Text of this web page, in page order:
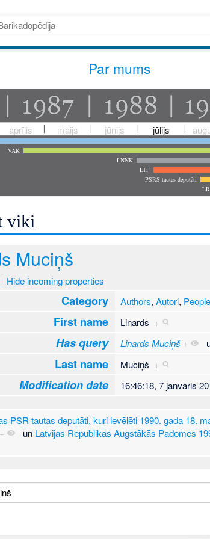
Par mums
aprīlis maijs jūnijs jūlijs
VAK
LNNK
LTF
PSRS tautas deputāti
viki
Muciņš
Hide incoming properties
Category Authors, Autori, People
First name Linards +
Has query Linards Muciņš +
Last name Muciņš +
Modification date 16:46:18, 7 janvāris
PSR tautas deputāti, kuri ievēlēti 1990. gada 18.
+
un Latvijas Republikas Augstākās Padomes